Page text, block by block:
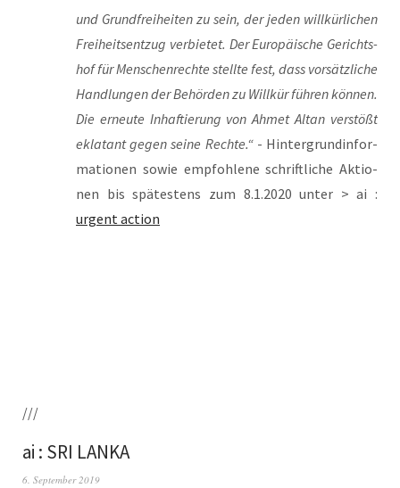
und Grund­frei­hei­ten zu sein, der jeden will­kür­li­chen
Frei­heits­ent­zug ver­bie­tet. Der Euro­päi­sche Gerichts­
hof für Men­schen­rech­te stell­te fest, dass vor­sätz­li­che
Hand­lun­gen der Behör­den zu Will­kür füh­ren kön­nen.
Die erneu­te Inhaf­tie­rung von Ahmet Altan ver­stößt
ekla­tant gegen sei­ne Rech­te.“ - Hin­ter­grund­in­for­
ma­tio­nen sowie emp­foh­le­ne schrift­li­che Aktio­
nen bis spä­tes­tens zum 8.1.2020 unter > ai :
urgent action
///
ai : SRI LANKA
6. September 2019